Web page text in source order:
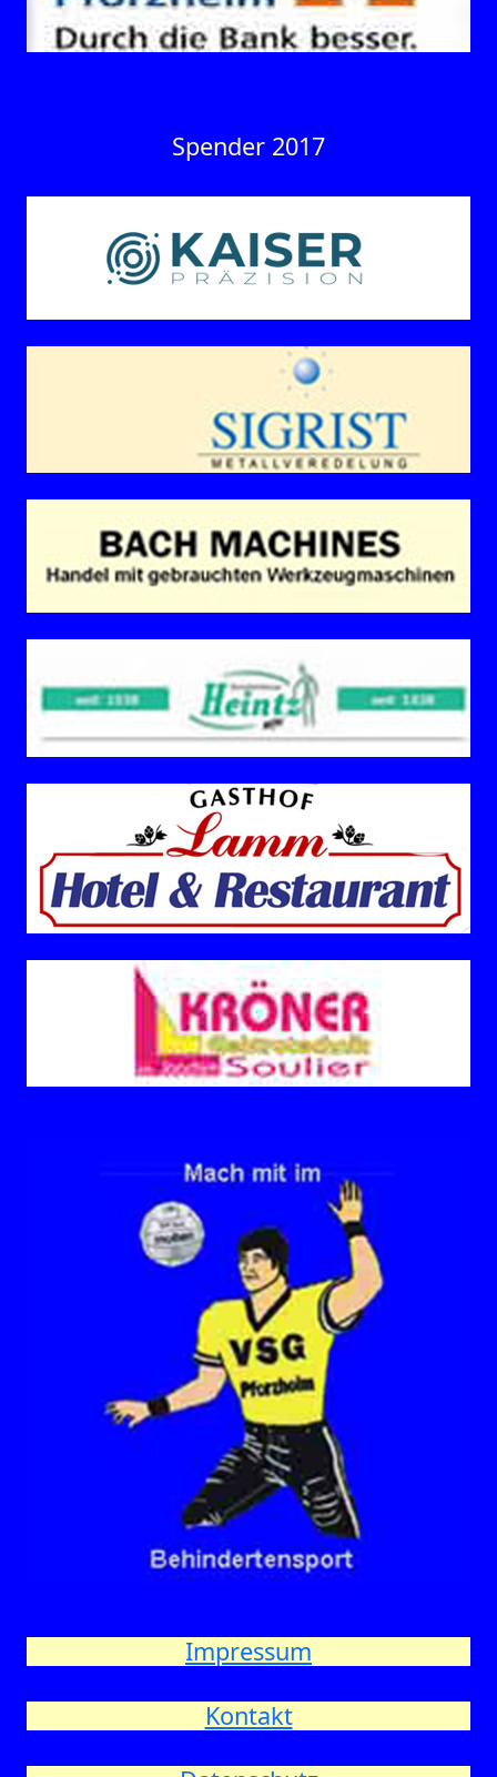
Spender 2017
Impressum
Kontakt